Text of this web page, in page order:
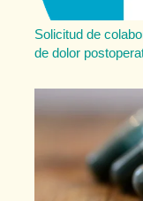
Solicitud de
de dolor